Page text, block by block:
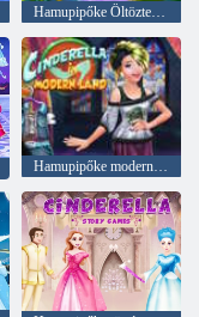
Hamupipőke Öltöztetős Fashion nova
Hamupipőke modernországban